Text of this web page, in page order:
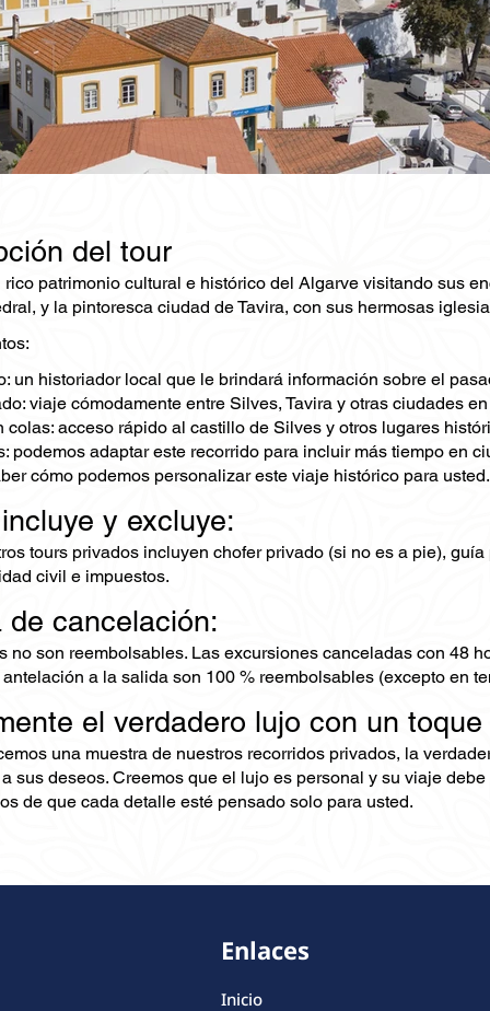
del tour
patrimonio cultural e histórico del Algarve visitando sus
y la pintoresca ciudad de Tavira, con sus hermosas
un historiador local que le brindará información sobre el
viaje cómodamente entre Silves, Tavira y otras ciudades
colas: acceso rápido al castillo de Silves y otros lugares
podemos adaptar este recorrido para incluir más tiempo en
cómo podemos personalizar este viaje histórico para usted.
y excluye:
tours privados incluyen chofer privado (si no es a pie),
civil e impuestos.
de cancelación:
no son reembolsables. Las excursiones canceladas con 48
a la salida son 100 % reembolsables (excepto en
el verdadero lujo con un
una muestra de nuestros recorridos privados, la
sus deseos. Creemos que el lujo es personal y su viaje
de que cada detalle esté pensado solo para usted.
Enlaces
Inicio